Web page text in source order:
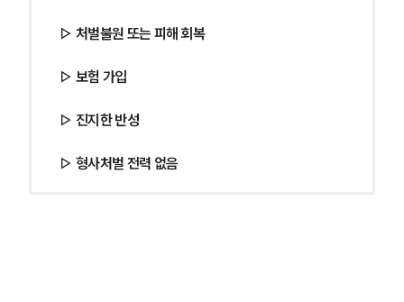
▷ 처벌불원 또는 피해 회복
▷ 보험 가입
▷ 진지한 반성
▷ 형사처벌 전력 없음